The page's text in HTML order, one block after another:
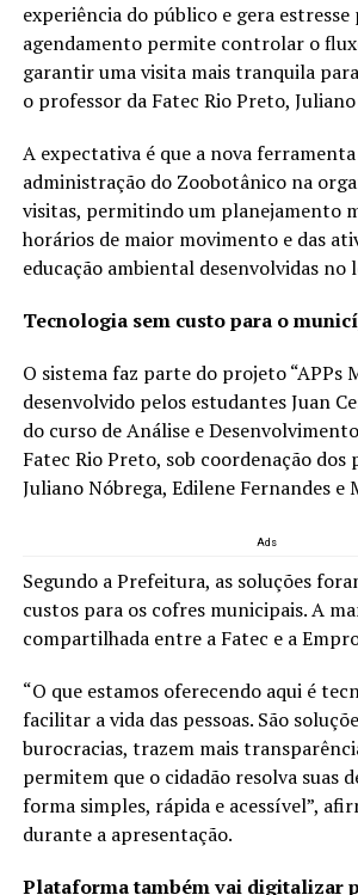
experiência do público e gera estresse
agendamento permite controlar o
garantir uma visita mais tranquila
o professor da Fatec Rio Preto,
A expectativa é que a nova
administração do Zoobotânico na
visitas, permitindo um planejamento
horários de maior movimento e das
educação ambiental desenvolvidas no
Tecnologia sem custo para o
O sistema faz parte do projeto “APPs
desenvolvido pelos estudantes Juan
do curso de Análise e
Fatec Rio Preto, sob coordenação dos
Juliano Nóbrega, Edilene Fernandes e
Ads
Segundo a Prefeitura, as soluções
custos para os cofres municipais. A
compartilhada entre a Fatec e a
“O que estamos oferecendo aqui é
facilitar a vida das pessoas. São
burocracias, trazem mais
permitem que o cidadão resolva suas
forma simples, rápida e acessível”,
durante a apresentação.
Plataforma também vai digitalizar